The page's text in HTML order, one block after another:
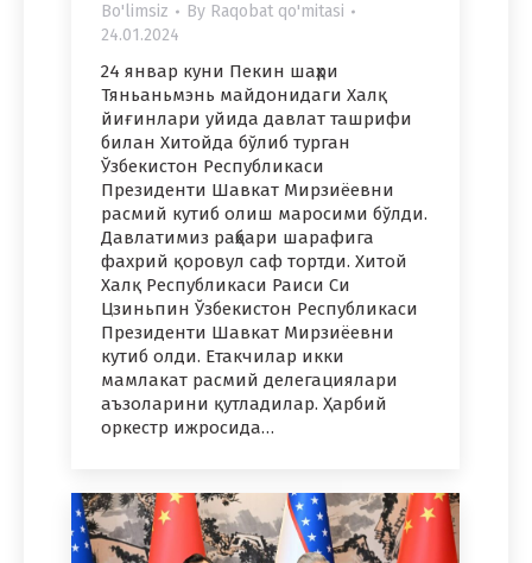
Bo'limsiz By Raqobat qo'mitasi
24.01.2024
24 январ куни Пекин шаҳри
Тяньаньмэнь майдонидаги Халқ
йиғинлари уйида давлат ташрифи
билан Хитойда бўлиб турган
Ўзбекистон Республикаси
Президенти Шавкат Мирзиёевни
расмий кутиб олиш маросими бўлди.
Давлатимиз раҳбари шарафига
фахрий қоровул саф тортди. Хитой
Халқ Республикаси Раиси Си
Цзиньпин Ўзбекистон Республикаси
Президенти Шавкат Мирзиёевни
кутиб олди. Етакчилар икки
мамлакат расмий делегациялари
аъзоларини қутладилар. Ҳарбий
оркестр ижросида…